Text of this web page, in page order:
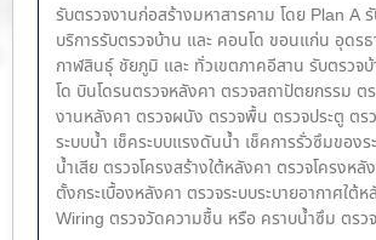
รับตรวจงานก่อสร้างมหาสารคาม โดย Plan A
บริการรับตรวจบ้าน และ คอนโด ขอนแก่น อุดร
กาฬสินธุ์ ชัยภูมิ และ ทั่วเขตภาคอีสาน รับตรวจ
โด บินโดรนตรวจหลังคา ตรวจสถาปัตยกรรม ตร
งานหลังคา ตรวจผนัง ตรวจพื้น ตรวจประตู ตร
ระบบน้ำ เช็คระบบแรงดันน้ำ เช็คการรั่วซึมของ
น้ำ​เสีย ตรวจโครงสร้างใต้หลังคา ตรวจโครงห
ตั้งกระเบื้องหลังคา ตรวจระบบระบายอากาศใต้
Wiring ตรวจวัดความชื้น หรือ คราบน้ำซึม ตรว